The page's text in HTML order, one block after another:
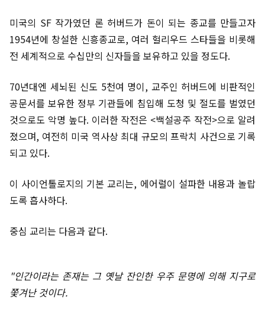
미국의 SF 작가였던 론 허버드가 돈이 되는 종교를 만들고자
1954년에 창설한 신흥종교로, 여러 헐리우드 스타들을 비롯해
전 세계적으로 수십만의 신자들을 보유하고 있을 정도다.
70년대엔 세뇌된 신도 5천여 명이, 교주인 허버드에 비판적인
공문서를 보유한 정부 기관들에 침입해 도청 및 절도를 벌였던
것으로도 악명 높다. 이러한 작전은 <백설공주 작전>으로 알려
졌으며, 여전히 미국 역사상 최대 규모의 프락치 사건으로 기록
되고 있다.
이 사이언톨로지의 기본 교리는, 에어럴이 설파한 내용과 놀랍
도록 흡사하다.
중심 교리는 다음과 같다.
"인간이라는 존재는 그 옛날 잔인한 우주 문명에 의해 지구로
쫓겨난 것이다.